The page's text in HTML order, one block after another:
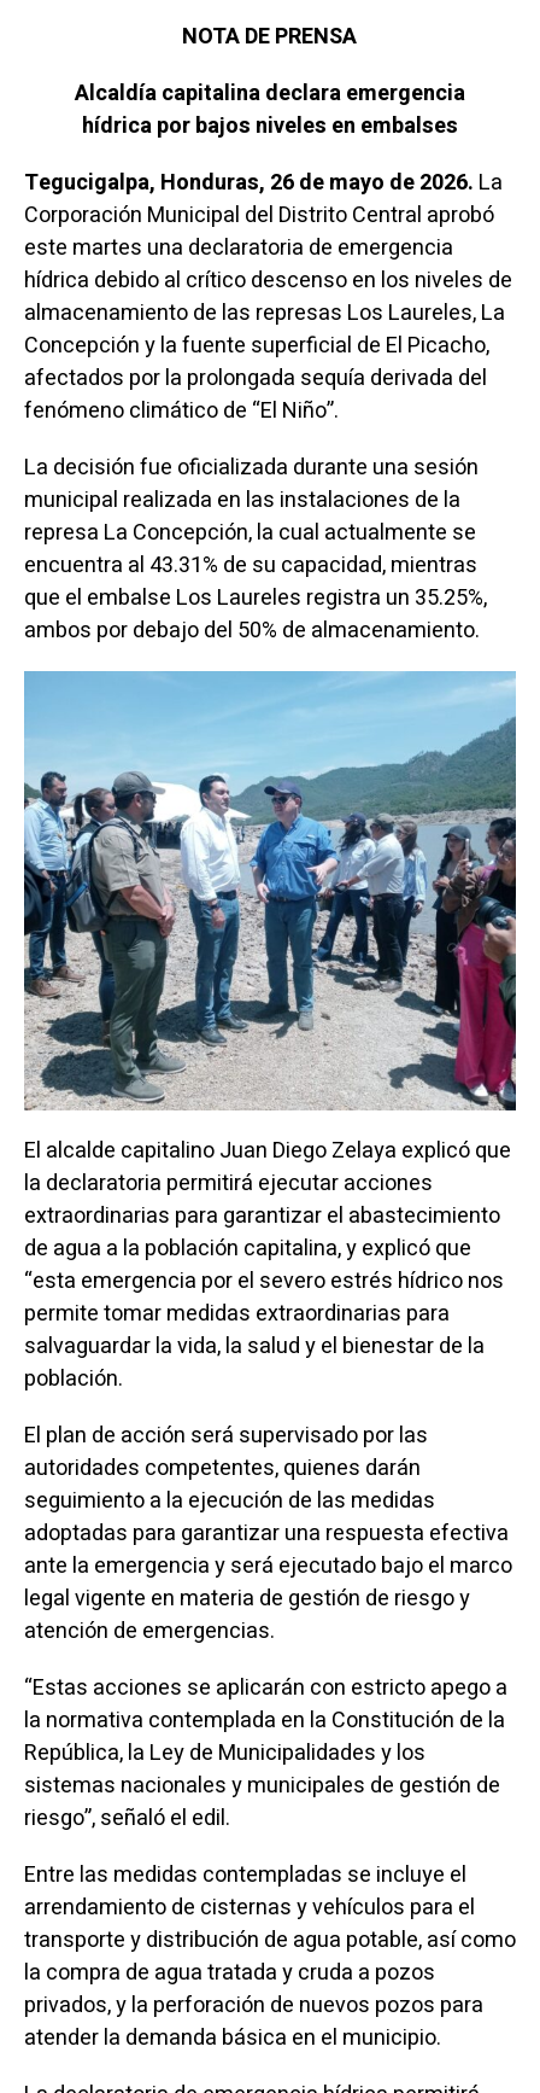
NOTA DE PRENSA
Alcaldía capitalina declara emergencia
hídrica por bajos niveles en embalses
Tegucigalpa, Honduras, 26 de mayo de 2026. La
Corporación Municipal del Distrito Central aprobó
este martes una declaratoria de emergencia
hídrica debido al crítico descenso en los niveles de
almacenamiento de las represas Los Laureles, La
Concepción y la fuente superficial de El Picacho,
afectados por la prolongada sequía derivada del
fenómeno climático de “El Niño”.
La decisión fue oficializada durante una sesión
municipal realizada en las instalaciones de la
represa La Concepción, la cual actualmente se
encuentra al 43.31% de su capacidad, mientras
que el embalse Los Laureles registra un 35.25%,
ambos por debajo del 50% de almacenamiento.
El alcalde capitalino Juan Diego Zelaya explicó que
la declaratoria permitirá ejecutar acciones
extraordinarias para garantizar el abastecimiento
de agua a la población capitalina, y explicó que
“esta emergencia por el severo estrés hídrico nos
permite tomar medidas extraordinarias para
salvaguardar la vida, la salud y el bienestar de la
población.
El plan de acción será supervisado por las
autoridades competentes, quienes darán
seguimiento a la ejecución de las medidas
adoptadas para garantizar una respuesta efectiva
ante la emergencia y será ejecutado bajo el marco
legal vigente en materia de gestión de riesgo y
atención de emergencias.
“Estas acciones se aplicarán con estricto apego a
la normativa contemplada en la Constitución de la
República, la Ley de Municipalidades y los
sistemas nacionales y municipales de gestión de
riesgo”, señaló el edil.
Entre las medidas contempladas se incluye el
arrendamiento de cisternas y vehículos para el
transporte y distribución de agua potable, así como
la compra de agua tratada y cruda a pozos
privados, y la perforación de nuevos pozos para
atender la demanda básica en el municipio.